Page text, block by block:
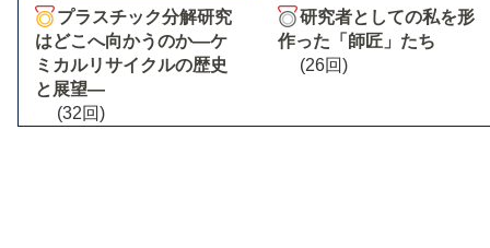
プラスチック分解研究
はどこへ向かうのか―ケ
ミカルリサイクルの歴史
と展望―
(32回)
研究者としての私を形
作った「師匠」たち
(26回)